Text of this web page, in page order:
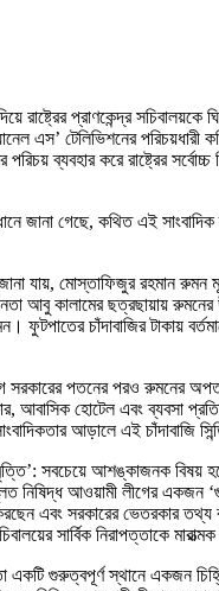
রাষ্ট্রের প্রাণকেন্দ্র
এস’ টেলিভিশনের পরিচয়ধারী
ব্যবহার করে রাষ্ট্রের
জানা গেছে, কথিত এই সাংবাদিক
জানা যায়, মোস্তাফিজুর রহমান
আবু কালামের ছত্রছায়ায়
ফুটপাতের চাঁদাবাজির টাকায়
সরকারের পতনের পরও
আবাসিক হোটেল এবং ব্যবসা
আড়ালে এই চাঁদাবাজি
সবচেয়ে আশঙ্কাজনক বিষয়
নিষিদ্ধ আওয়ামী লীগের একজন
এবং সরকারের ভেতরকার তথ্য
সার্বিক নিরাপত্তাকে
একটি গুরুত্বপূর্ণ স্থানে একজন